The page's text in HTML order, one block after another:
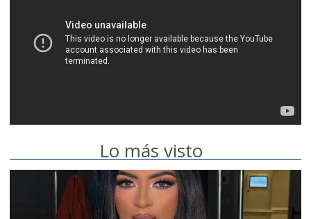
Lo más visto